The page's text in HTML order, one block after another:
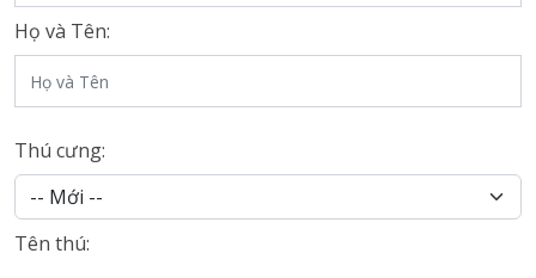
Họ và Tên:
Thú cưng:
Tên thú: